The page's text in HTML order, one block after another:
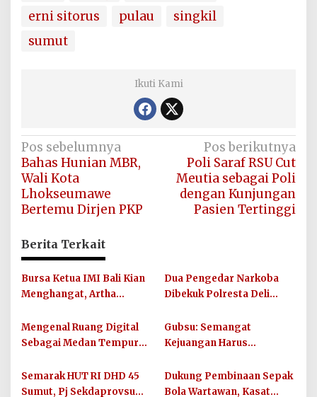
erni sitorus
pulau
singkil
sumut
Ikuti Kami
Navigasi
pos
Pos sebelumnya
Bahas Hunian MBR,
Wali Kota
Lhokseumawe
Bertemu Dirjen PKP
Pos berikutnya
Poli Saraf RSU Cut
Meutia sebagai Poli
dengan Kunjungan
Pasien Tertinggi
Berita Terkait
Bursa Ketua IMI Bali Kian
Menghangat, Artha
Kesiapan Maju
Dua Pengedar Narkoba
Dibekuk Polresta Deli
Peredaran Sabu Kembali
Digagalkan
Mengenal Ruang Digital
Sebagai Medan Tempur
Mengenal Gencatan
Senjata
Gubsu: Semangat
Kejuangan Harus
Kota Sumut
Semarak HUT RI DHD 45
Sumut, Pj Sekdaprovsu
Dukung Pembinaan Sepak
Bola Wartawan, Kasat